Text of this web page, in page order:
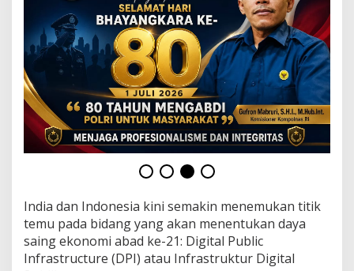
a
l
D
i
a
m
-
D
i
a
m
M
e
g
u
b
a
h
India dan Indonesia kini semakin menemukan titik
temu pada bidang yang akan menentukan daya
saing ekonomi abad ke-21: Digital Public
Infrastructure (DPI) atau Infrastruktur Digital